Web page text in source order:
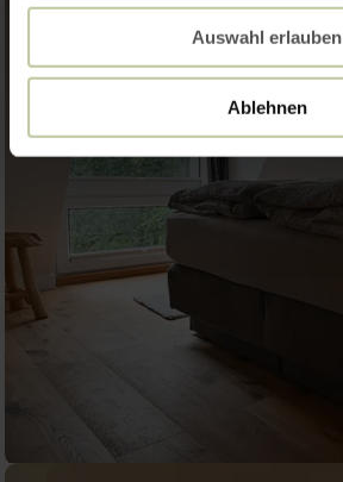
Auswahl erlauben
Ablehnen